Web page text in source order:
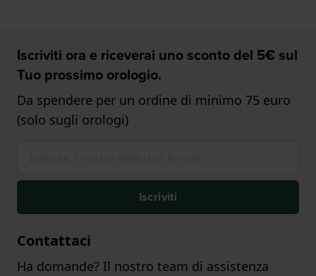
Iscriviti ora e riceverai uno sconto del 5€ sul
Tuo prossimo orologio.
Da spendere per un ordine di minimo 75 euro
(solo sugli orologi)
Iscriviti
Contattaci
Ha domande? Il nostro team di assistenza